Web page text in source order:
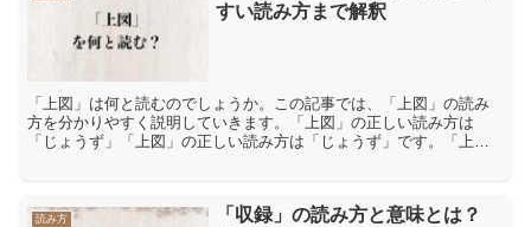
すい読み方まで解釈
「上図」は何と読むのでしょうか。この記事では、「上図」の読み
方を分かりやすく説明していきます。「上図」の正しい読み方は
「じょうず」「上図」の正しい読み方は「じょうず」です。「上」
読み方
「収録」の読み方と意味とは？